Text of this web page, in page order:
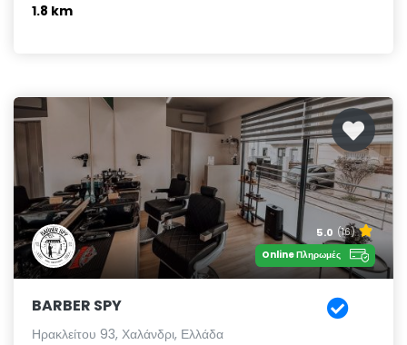
1.8 km
5.0 (16)
Online Πληρωμές
BARBER SPY
Ηρακλείτου 93, Χαλάνδρι, Ελλάδα